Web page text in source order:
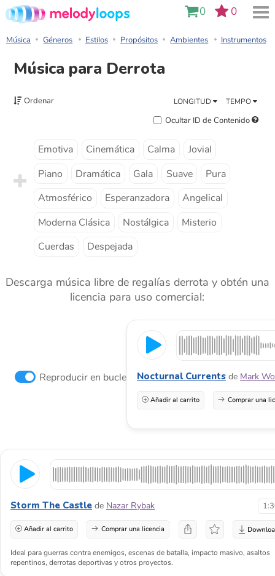
0 0
Música Géneros Estilos Propósitos Ambientes Instrumentos
Música para Derrota
Ordenar LONGITUD TEMPO
Ocultar ID de Contenido
Emotiva Cinemática Calma
Jovial
Piano
Dramática Gala Suave
Pura
Atmosférico
Esperanzadora
Angelical
Moderna Clásica
Nostálgica
Misterio
Cuerdas
Despejada
Descarga música libre de regalías derrota y obtén una
licencia para uso comercial:
Reproducir en bucle Nocturnal Currents de Mark
Añadir al carrito Comprar una
Storm The Castle de Nazar Rybak
Añadir al carrito Comprar una licencia
Ideal para guerras contra enemigos, escenas de batalla, impacto masivo, asaltos
repentinos, derrotas deportivas y otros proyectos.